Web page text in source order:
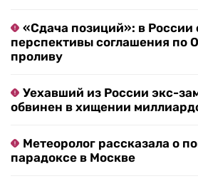
«Сдача позиций»: в России
перспективы соглашения по
проливу
Уехавший из России экс-
обвинен в хищении
Метеоролог рассказала о
парадоксе в Москве